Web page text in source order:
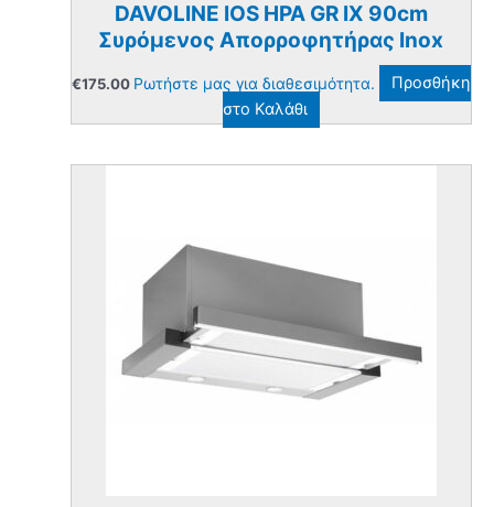
DAVOLINE IOS HPA GR IX 90cm
Συρόμενος Απορροφητήρας Inox
€175.00 Ρωτήστε μας για διαθεσιμότητα.
Προσθήκη
στο Καλάθι